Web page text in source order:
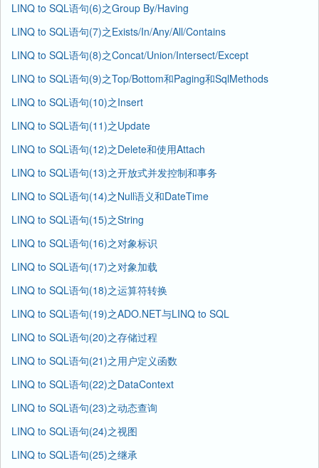
LINQ to SQL语句(6)之Group By/Having
LINQ to SQL语句(7)之Exists/In/Any/All/Contains
LINQ to SQL语句(8)之Concat/Union/Intersect/Except
LINQ to SQL语句(9)之Top/Bottom和Paging和SqlMethods
LINQ to SQL语句(10)之Insert
LINQ to SQL语句(11)之Update
LINQ to SQL语句(12)之Delete和使用Attach
LINQ to SQL语句(13)之开放式并发控制和事务
LINQ to SQL语句(14)之Null语义和DateTime
LINQ to SQL语句(15)之String
LINQ to SQL语句(16)之对象标识
LINQ to SQL语句(17)之对象加载
LINQ to SQL语句(18)之运算符转换
LINQ to SQL语句(19)之ADO.NET与LINQ to SQL
LINQ to SQL语句(20)之存储过程
LINQ to SQL语句(21)之用户定义函数
LINQ to SQL语句(22)之DataContext
LINQ to SQL语句(23)之动态查询
LINQ to SQL语句(24)之视图
LINQ to SQL语句(25)之继承